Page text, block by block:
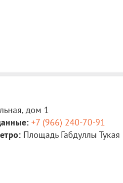
дом 1
+7 (966) 240-70-91
Площадь Габдуллы Тукая